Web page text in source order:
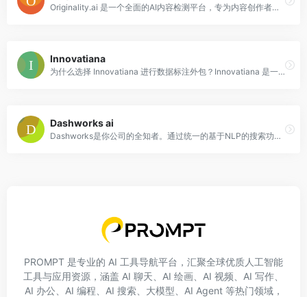
Originality.ai 是一个全面的AI内容检测平台，专为内容创作者、出版商和营销人员设计。该平台提供了一套强大的工具，包括AI内容检测器、抄袭检测器和事实检查器，帮助用户验证内容是否由人工智能生成、是否存在抄袭以及内容的准确性。Originality.ai 的检测算法具有高达99%的准确率，能够有效识别ChatGPT、GPT-4等生成的内容，并提供详细的检测报告，帮助用户发布高质量、可信赖的内容。
Innovatiana
为什么选择 Innovatiana 进行数据标注外包？Innovatiana 是一家致力于为您的人工智能需求提供有意义和有影响力的外包服务的公司。我们在马达加斯加招聘并培训我们自己的数据标注团队，为他们提供公平的薪水、良好的工作条件和职业发展机会。我们拒绝使用众包实践，为您提供有意义和有影响力的外包服务，并透明地提供用于人工智能的数据来源。我们的任务由一位英语或法语经理负责，以实现紧密的管理和沟通。我们提供灵活的价格，根据您的需求和预算定价。我们重视数据的安全性和机密性，并采取最佳的信息安全实践来保护数据。我们的数据标注专家经过专业培训，为您提供高质量的标注数据，用于培训您的人工智能模型。
Dashworks ai
Dashworks是你公司的全知者。通过统一的基于NLP的搜索功能，可以在50多个应用程序中查找文档、对话和任务，帮助员工在瞬间找到所需的任何信息，从而提高团队的生产力。Dashworks的功能包括自动理解和搜索公司知识、自动回答问题、集成多个应用程序、提高效率和保护数据安全等。定价灵活，可根据用户数量进行调整。
PROMPT 是专业的 AI 工具导航平台，汇聚全球优质人工智能
工具与应用资源，涵盖 AI 聊天、AI 绘画、AI 视频、AI 写作、
AI 办公、AI 编程、AI 搜索、大模型、AI Agent 等热门领域，